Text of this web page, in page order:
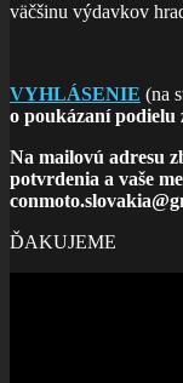
väčšinu výdavkov
VYHLÁSENIE (na
o poukázaní podielu
Na mailovú adresu
potvrdenia a vaše
ĎAKUJEME